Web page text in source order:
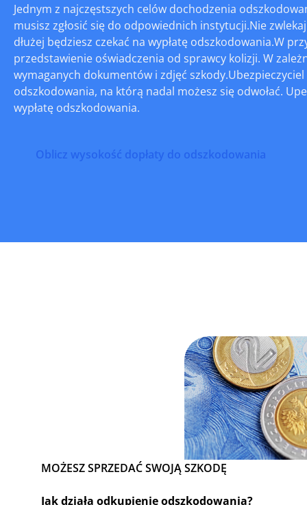
Jednym z najczęstszych celów dochodzenia
musisz zgłosić się do odpowiednich instytucji.Nie
dłużej będziesz czekać na wypłatę odszkodowania.W
przedstawienie oświadczenia od sprawcy kolizji. W
wymaganych dokumentów i zdjęć
odszkodowania, na którą nadal możesz się odwołać.
wypłatę odszkodowania.
Oblicz wysokość dopłaty do odszkodowania
MOŻESZ SPRZEDAĆ SWOJĄ SZKODĘ
Jak działa odkupienie odszkodowania?